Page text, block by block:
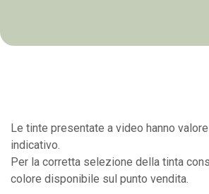
Le tinte presentate a video hanno
indicativo.
Per la corretta selezione della tinta
colore disponibile sul punto vendita.